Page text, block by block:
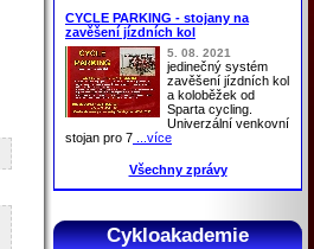
CYCLE PARKING - stojany na
zavěšení jízdních kol
5. 08. 2021
jedinečný systém
zavěšení jízdních kol
a koloběžek od
Sparta cycling.
Univerzální venkovní
stojan pro 7 ...více
Všechny zprávy
Cykloakademie